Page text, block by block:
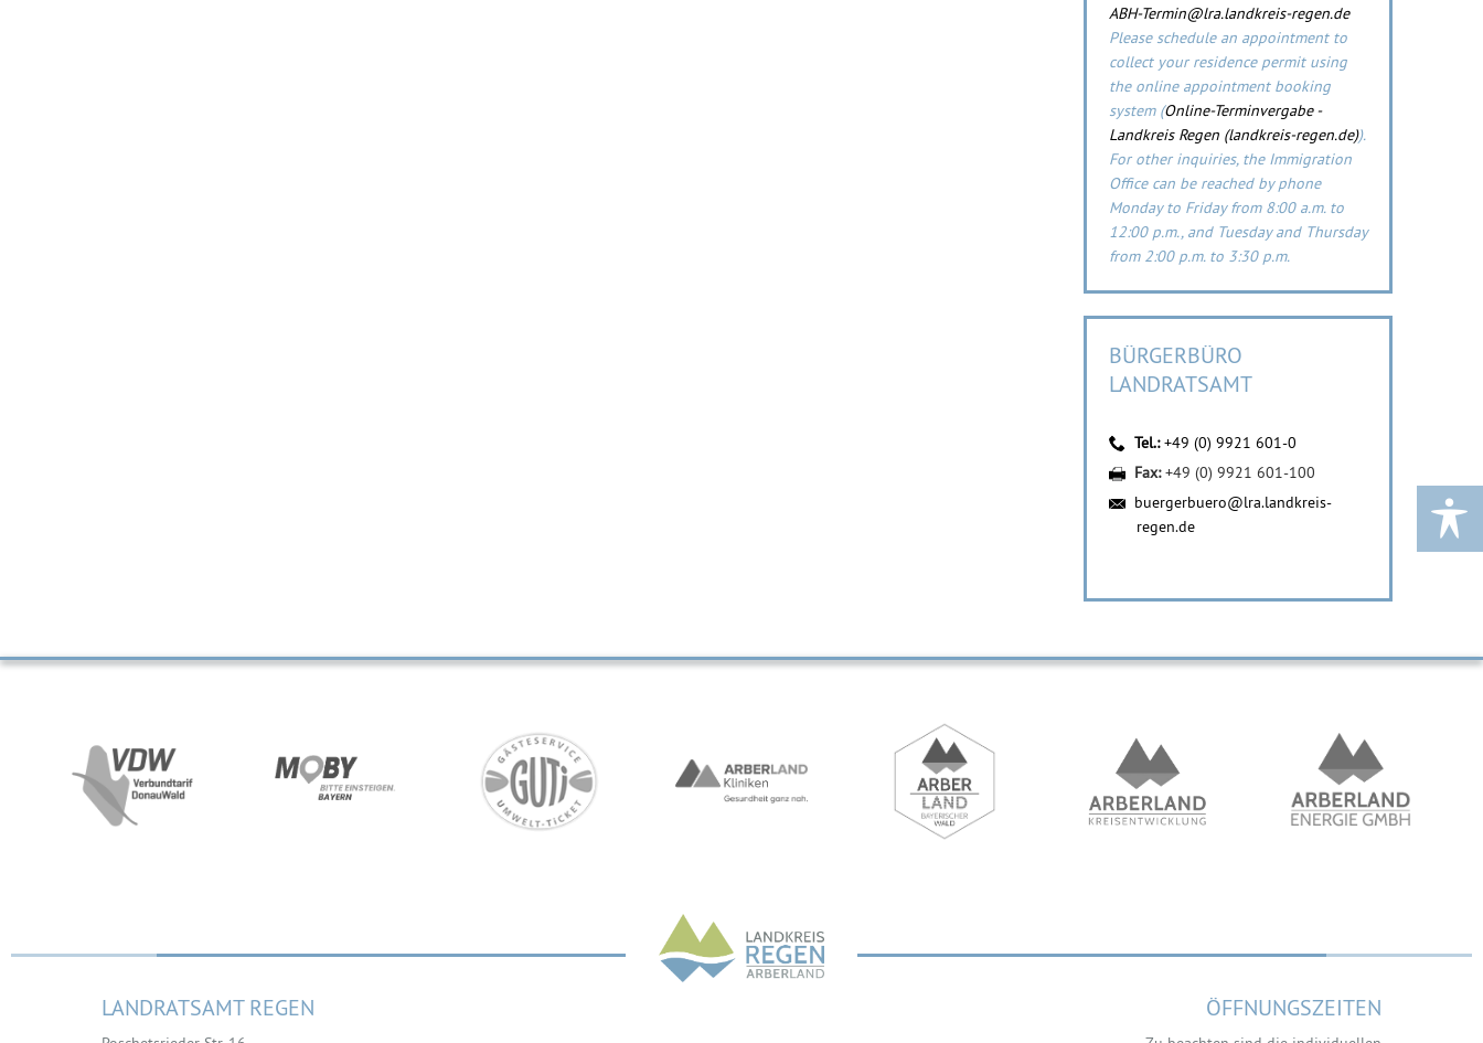
ABH-Termin@lra.landkreis-regen.de
Please schedule an appointment to
collect your residence permit using
the online appointment booking
system (Online-Terminvergabe -
Landkreis Regen (landkreis-regen.de)).
For other inquiries, the Immigration
Office can be reached by phone
Monday to Friday from 8:00 a.m. to
12:00 p.m., and Tuesday and Thursday
from 2:00 p.m. to 3:30 p.m.
BÜRGERBÜRO
LANDRATSAMT
Tel.:+49 (0) 9921 601-0
Fax:+49 (0) 9921 601-100
buergerbuero@lra.landkreis-
regen.de
LANDRATSAMT REGEN ÖFFNUNGSZEITEN